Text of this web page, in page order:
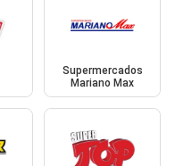
Supermercados
Mariano Max